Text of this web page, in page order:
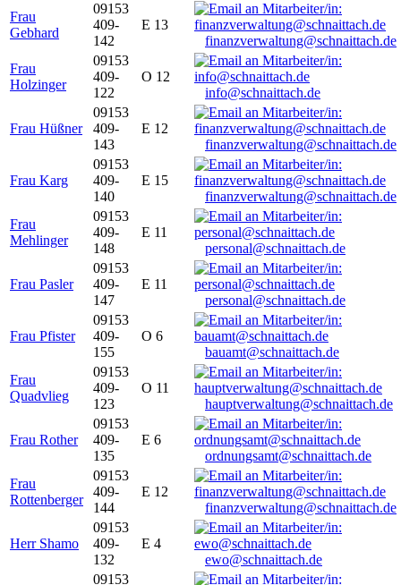
Frau
Gebhard
09153
409-
142
E 13
finanzverwaltung@schnaittach.de
Frau
Holzinger
09153
409-
122
O 12
info@schnaittach.de
Frau Hüßner
09153
409-
143
E 12
finanzverwaltung@schnaittach.de
Frau Karg
09153
409-
140
E 15
finanzverwaltung@schnaittach.de
Frau
Mehlinger
09153
409-
148
E 11
personal@schnaittach.de
Frau Pasler
09153
409-
147
E 11
personal@schnaittach.de
Frau Pfister
09153
409-
155
O 6
bauamt@schnaittach.de
Frau
Quadvlieg
09153
409-
123
O 11
hauptverwaltung@schnaittach.de
Frau Rother
09153
409-
135
E 6
ordnungsamt@schnaittach.de
Frau
Rottenberger
09153
409-
144
E 12
finanzverwaltung@schnaittach.de
Herr Shamo
09153
409-
132
E 4
ewo@schnaittach.de
09153